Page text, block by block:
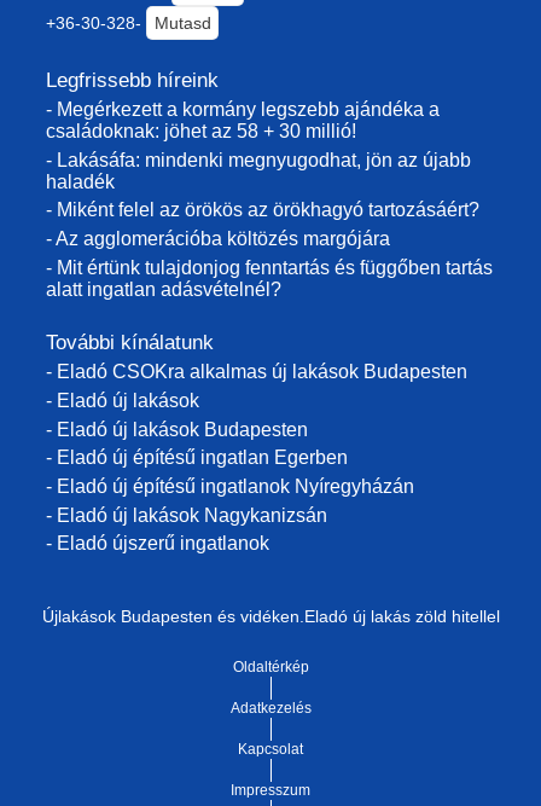
+36-30-328-
Mutasd
Legfrissebb híreink
- Megérkezett a kormány legszebb ajándéka a
családoknak: jöhet az 58 + 30 millió!
- Lakásáfa: mindenki megnyugodhat, jön az újabb
haladék
- Miként felel az örökös az örökhagyó tartozásáért?
- Az agglomerációba költözés margójára
- Mit értünk tulajdonjog fenntartás és függőben tartás
alatt ingatlan adásvételnél?
További kínálatunk
- Eladó CSOKra alkalmas új lakások Budapesten
- Eladó új lakások
- Eladó új lakások Budapesten
- Eladó új építésű ingatlan Egerben
- Eladó új építésű ingatlanok Nyíregyházán
- Eladó új lakások Nagykanizsán
- Eladó újszerű ingatlanok
Újlakások Budapesten és vidéken.Eladó új lakás zöld hitellel
Oldaltérkép
Adatkezelés
Kapcsolat
Impresszum